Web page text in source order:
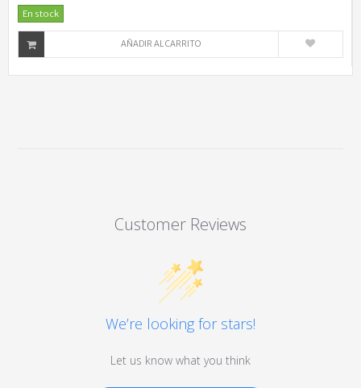
En stock
AÑADIR AL CARRITO
Customer Reviews
We’re looking for stars!
Let us know what you think